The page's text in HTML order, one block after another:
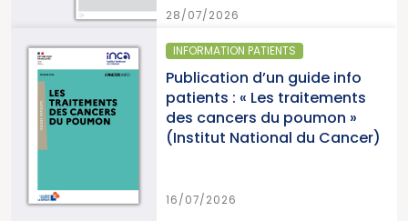
28/07/2026
INFORMATION PATIENTS
Publication d’un guide info
patients : « Les traitements
des cancers du poumon »
(Institut National du Cancer)
16/07/2026